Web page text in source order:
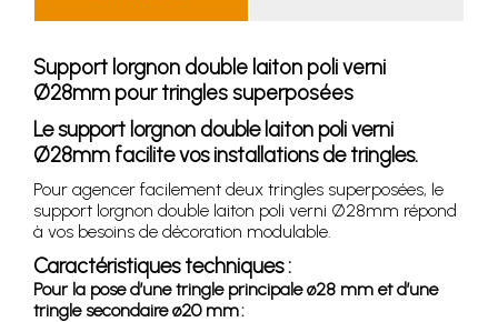
Support lorgnon double laiton poli verni
Ø28mm pour tringles superposées
Le support lorgnon double laiton poli verni
Ø28mm facilite vos installations de tringles.
Pour agencer facilement deux tringles superposées, le
support lorgnon double laiton poli verni Ø28mm répond
à vos besoins de décoration modulable.
Caractéristiques techniques :
Pour la pose d’une tringle principale ø28 mm et d’une
tringle secondaire ø20 mm :